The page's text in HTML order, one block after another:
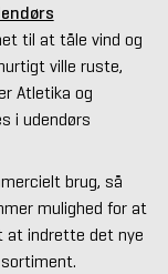
til at tåle vind og
ville ruste,
Atletika og
i udendørs
brug, så
mulighed for at
at indrette det nye